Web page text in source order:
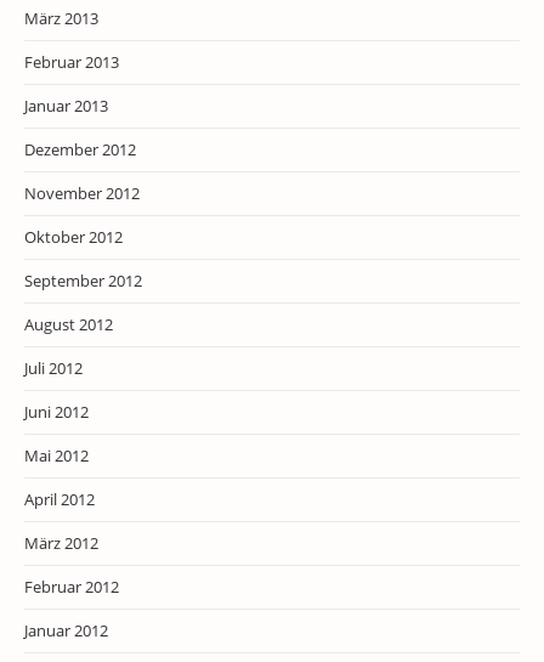
März 2013
Februar 2013
Januar 2013
Dezember 2012
November 2012
Oktober 2012
September 2012
August 2012
Juli 2012
Juni 2012
Mai 2012
April 2012
März 2012
Februar 2012
Januar 2012